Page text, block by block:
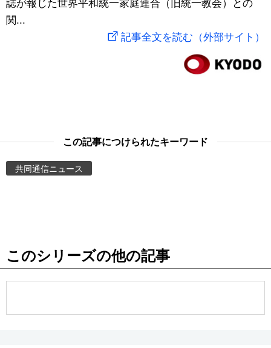
People
関...
記事全文を読む（外部サイト）
この記事につけられたキーワード
共同通信ニュース
このシリーズの他の記事